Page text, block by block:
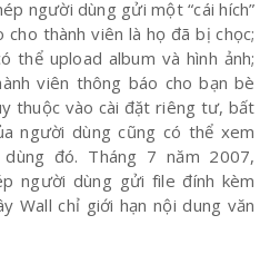
người dùng gửi một “cái hích”
thành viên là họ đã bị chọc;
thể upload album và hình ảnh;
viên thông báo cho bạn bè
thuộc vào cài đặt riêng tư, bất
người dùng cũng có thể xem
đó. Tháng 7 năm 2007,
người dùng gửi file đính kèm
Wall chỉ giới hạn nội dung văn